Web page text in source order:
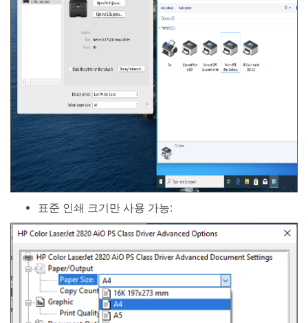
표준 인쇄 크기만 사용 가능: